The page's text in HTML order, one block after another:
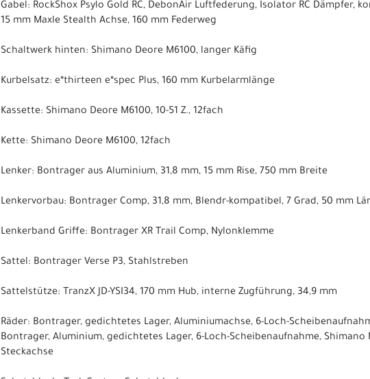
Gabel: RockShox Psylo Gold RC, DebonAir Luftfederung, Isolator RC Dämpfer,
15 mm Maxle Stealth Achse, 160 mm Federweg
Schaltwerk hinten: Shimano Deore M6100, langer Käfig
Kurbelsatz: e*thirteen e*spec Plus, 160 mm Kurbelarmlänge
Kassette: Shimano Deore M6100, 10-51 Z., 12fach
Kette: Shimano Deore M6100, 12fach
Lenker: Bontrager aus Aluminium, 31,8 mm, 15 mm Rise, 750 mm Breite
Lenkervorbau: Bontrager Comp, 31,8 mm, Blendr-kompatibel, 7 Grad, 50 mm
Lenkerband Griffe: Bontrager XR Trail Comp, Nylonklemme
Sattel: Bontrager Verse P3, Stahlstreben
Sattelstütze: TranzX JD-YSI34, 170 mm Hub, interne Zugführung, 34,9 mm
Räder: Bontrager, gedichtetes Lager, Aluminiumachse, 6-Loch-
Bontrager, Aluminium, gedichtetes Lager, 6-Loch-Scheibenaufnahme,
Steckachse